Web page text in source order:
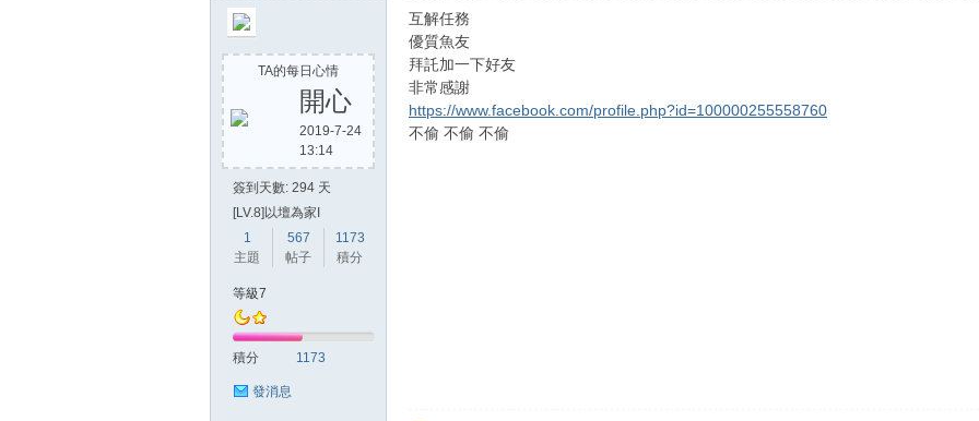
TA的每日心情
開心
2019-7-24
13:14
簽到天數: 294 天
[LV.8]以壇為家I
1
主題
567
帖子
1173
積分
等級7
積分 1173
發消息
互解任務
優質魚友
拜託加一下好友
非常感謝
https://www.facebook.com/profile.php?id=100000255558760
不偷 不偷 不偷